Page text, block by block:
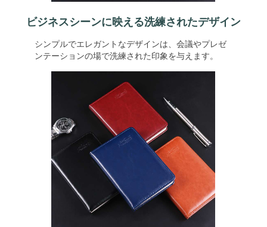
ビジネスシーンに映える洗練されたデザイン
シンプルでエレガントなデザインは、会議やプレゼ
ンテーションの場で洗練された印象を与えます。